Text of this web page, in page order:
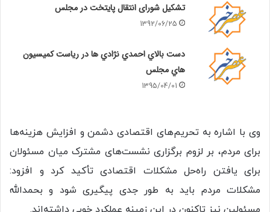
تشکیل شورای انتقال پایتخت در مجلس
1392/06/25
دست بالاي احمدي نژادي ها در رياست كميسيون
هاي مجلس
1395/04/01
وی با اشاره به تحریم‌های اقتصادی دشمن و افزایش هزینه‌ها
برای مردم، بر لزوم برگزاری نشست‌های مشترک میان مسئولان
برای یافتن راه‌حل مشکلات اقتصادی تأکید کرد و افزود:
مشکلات مردم باید به طور جدی پیگیری شود و بحمدالله